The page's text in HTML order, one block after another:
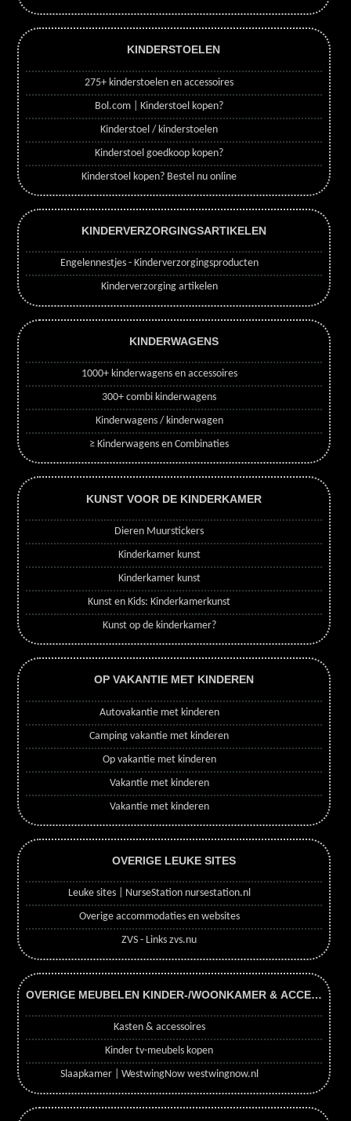
KINDERSTOELEN
275+ kinderstoelen en accessoires
Bol.com | Kinderstoel kopen?
Kinderstoel / kinderstoelen
Kinderstoel goedkoop kopen?
Kinderstoel kopen? Bestel nu online
KINDERVERZORGINGSARTIKELEN
Engelennestjes - Kinderverzorgingsproducten
Kinderverzorging artikelen
KINDERWAGENS
1000+ kinderwagens en accessoires
300+ combi kinderwagens
Kinderwagens / kinderwagen
≥ Kinderwagens en Combinaties
KUNST VOOR DE KINDERKAMER
Dieren Muurstickers
Kinderkamer kunst
Kinderkamer kunst
Kunst en Kids: Kinderkamerkunst
Kunst op de kinderkamer?
OP VAKANTIE MET KINDEREN
Autovakantie met kinderen
Camping vakantie met kinderen
Op vakantie met kinderen
Vakantie met kinderen
Vakantie met kinderen
OVERIGE LEUKE SITES
Leuke sites | NurseStation nursestation.nl
Overige accommodaties en websites
ZVS - Links zvs.nu
OVERIGE MEUBELEN KINDER-/WOONKAMER &
Kasten & accessoires
Kinder tv-meubels kopen
Slaapkamer | WestwingNow westwingnow.nl